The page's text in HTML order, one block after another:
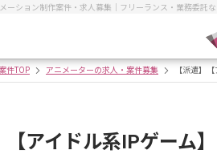
ーション制作案件・求人募集｜フリーランス・業務委託
件TOP アニメーターの求人・案件募集 【派遣】
【アイドル系IPゲーム